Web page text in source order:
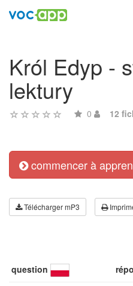
Król Edyp -
lektury
0 12
commencer à
Télécharger mP3
question